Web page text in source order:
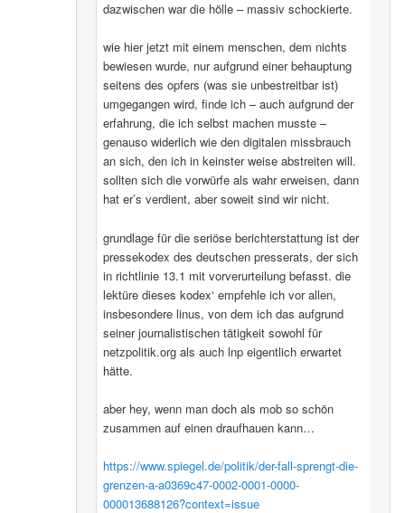
dazwischen war die hölle – massiv schockierte.
wie hier jetzt mit einem menschen, dem nichts
bewiesen wurde, nur aufgrund einer behauptung
seitens des opfers (was sie unbestreitbar ist)
umgegangen wird, finde ich – auch aufgrund der
erfahrung, die ich selbst machen musste –
genauso widerlich wie den digitalen missbrauch
an sich, den ich in keinster weise abstreiten will.
sollten sich die vorwürfe als wahr erweisen, dann
hat er’s verdient, aber soweit sind wir nicht.
grundlage für die seriöse berichterstattung ist der
pressekodex des deutschen presserats, der sich
in richtlinie 13.1 mit vorverurteilung befasst. die
lektüre dieses kodex‘ empfehle ich vor allen,
insbesondere linus, von dem ich das aufgrund
seiner journalistischen tätigkeit sowohl für
netzpolitik.org als auch lnp eigentlich erwartet
hätte.
aber hey, wenn man doch als mob so schön
zusammen auf einen draufhauen kann…
https://www.spiegel.de/politik/der-fall-sprengt-die-
grenzen-a-a0369c47-0002-0001-0000-
000013688126?context=issue